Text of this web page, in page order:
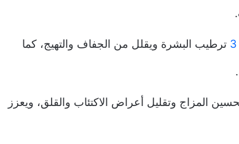
ترطيب البشرة ويقلل من الجفاف والتهيج، كما
أوميغا 3 في تحسين المزاج وتقليل أعراض الاكتئاب والقلق، ويعزز